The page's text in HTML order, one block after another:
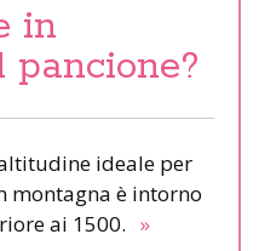
in
pancione?
ideale per
montagna è intorno
ai 1500. »